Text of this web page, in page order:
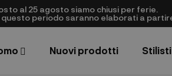
al 25 agosto siamo chiusi per ferie.
periodo saranno elaborati a
Nuovi prodotti Stilisti